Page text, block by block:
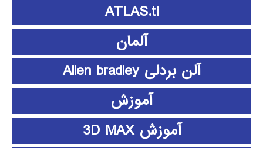
ATLAS.ti
آلمان
آلن بردلی Allen bradley
آموزش
آموزش 3D MAX